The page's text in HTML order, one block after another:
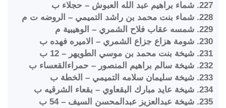
227. شماء براهيم عبد الله العبوش – حجلاء ب
228. شماء بنت محمد بن راشد التميمي – الروضه ت م
229. شمسه عقاب فلاح الشمري – الوهيبية م
230. شومة هزاع جزاع الشمري – الاميره فهده ب
231. شيخة بنت محمد بن موسي الطويهر – 12 ب
232. شيخة سالم براهيم المنصور – حمراءالقعساء ب
233. شيخة سليمان سلامه التميمي – الخطة ب
234. شيخة عايد مبارك البقعاوي – بقعاء الشرقيه ب
235. شيخة عبدالعزيز عبدالمحسن السيف – 54 ب